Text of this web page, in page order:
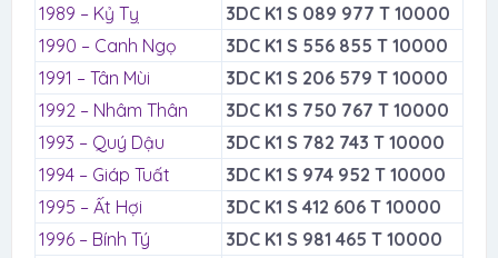
1989 – Kỷ Tỵ
3DC K1 S 089 977 T 10000
1990 – Canh Ngọ
3DC K1 S 556 855 T 10000
1991 – Tân Mùi
3DC K1 S 206 579 T 10000
1992 – Nhâm Thân
3DC K1 S 750 767 T 10000
1993 – Quý Dậu
3DC K1 S 782 743 T 10000
1994 – Giáp Tuất
3DC K1 S 974 952 T 10000
1995 – Ất Hợi
3DC K1 S 412 606 T 10000
1996 – Bính Tý
3DC K1 S 981 465 T 10000